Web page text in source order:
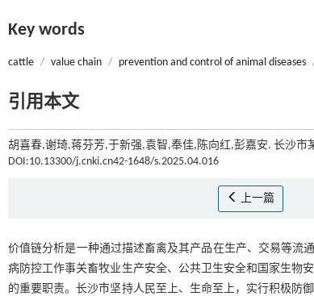
Key words
cattle / value chain / prevention and control of animal diseases
引用本文
胡喜春,谢琦,蒋芬芳,于新强,袁智,奉佳,陈向红,彭嘉安. 长沙市
DOI:10.13300/j.cnki.cn42-1648/s.2025.04.016
上一篇
价值链分析是一种通过描述畜禽及其产品在生产、交易等流
病防控工作事关畜牧业生产安全、公共卫生安全和国家生物
的重要职责。长沙市坚持人民至上、生命至上，实行积极防